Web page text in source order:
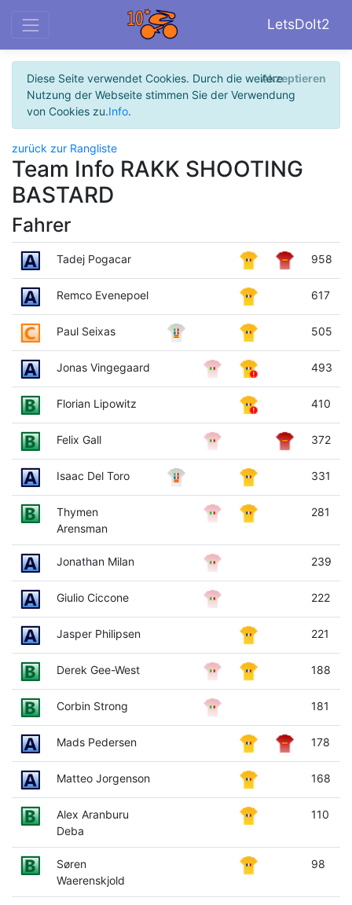
LetsDoIt2
Diese Seite verwendet Cookies. Durch die weitere
Nutzung der Webseite stimmen Sie der Verwendung
von Cookies zu.Info.
Akzeptieren
zurück zur Rangliste
Team Info RAKK SHOOTING
BASTARD
Fahrer
Tadej Pogacar 958
Remco Evenepoel 617
Paul Seixas 505
Jonas Vingegaard 493
Florian Lipowitz 410
Felix Gall 372
Isaac Del Toro 331
Thymen
Arensman
281
Jonathan Milan 239
Giulio Ciccone 222
Jasper Philipsen 221
Derek Gee-West 188
Corbin Strong 181
Mads Pedersen 178
Matteo Jorgenson 168
Alex Aranburu
Deba
110
Søren
Waerenskjold
98